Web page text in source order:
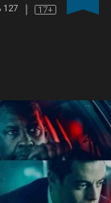
17+ 127 دقیقه